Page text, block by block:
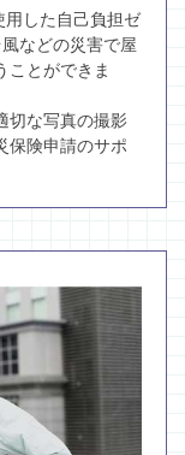
した自己負担ゼ
などの災害で屋
ことができま
切な写真の撮影
保険申請のサポ